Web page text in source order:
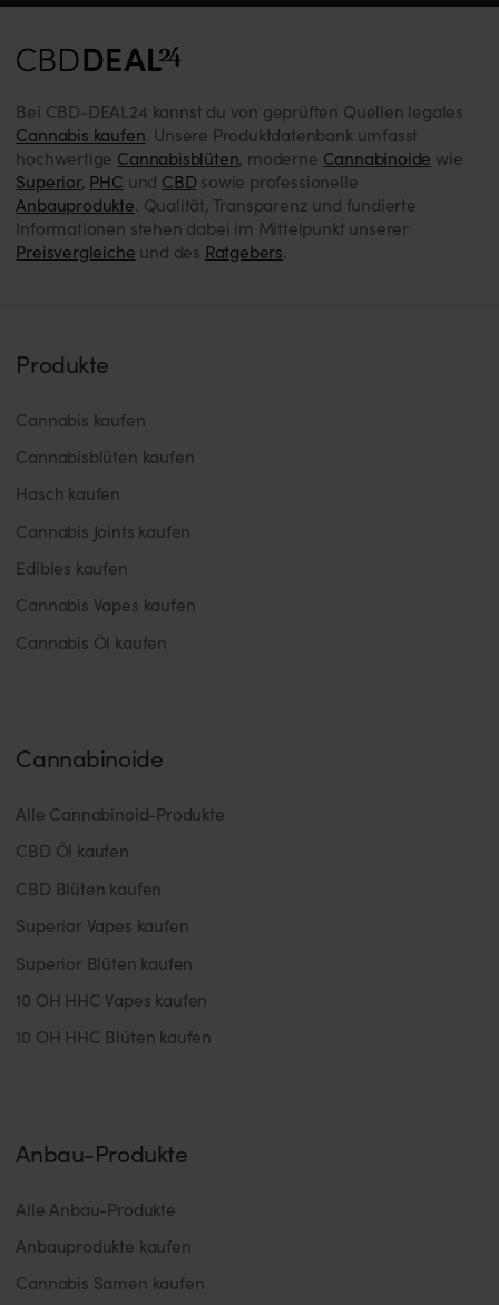
Bei CBD-DEAL24 kannst du von geprüften Quellen legales
Cannabis kaufen. Unsere Produktdatenbank umfasst
hochwertige Cannabisblüten, moderne Cannabinoide wie
Superior, PHC und CBD sowie professionelle
Anbauprodukte. Qualität, Transparenz und fundierte
Informationen stehen dabei im Mittelpunkt unserer
Preisvergleiche und des Ratgebers.
Produkte
Cannabis kaufen
Cannabisblüten kaufen
Hasch kaufen
Cannabis Joints kaufen
Edibles kaufen
Cannabis Vapes kaufen
Cannabis Öl kaufen
Cannabinoide
Alle Cannabinoid-Produkte
CBD Öl kaufen
CBD Blüten kaufen
Superior Vapes kaufen
Superior Blüten kaufen
10 OH HHC Vapes kaufen
10 OH HHC Blüten kaufen
Anbau-Produkte
Alle Anbau-Produkte
Anbauprodukte kaufen
Cannabis Samen kaufen